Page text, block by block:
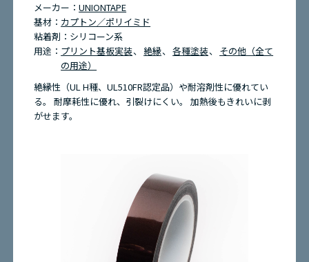
メーカー：UNIONTAPE
基材： カプトン／ポリイミド
粘着剤： シリコーン系
用途： プリント基板実装 絶縁 各種塗装
その他（全て
の用途）
絶縁性（UL H種、UL510FR認定品）や耐溶剤性に優れてい
る。 耐摩耗性に優れ、引裂けにくい。 加熱後もきれいに剥
がせます。